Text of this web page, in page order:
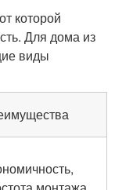
которой
Для дома из
виды